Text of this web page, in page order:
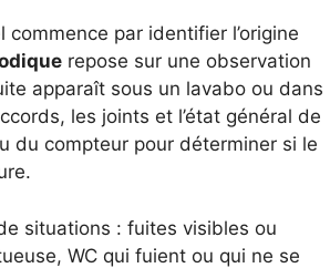
par identifier l’origine
repose sur une observation
apparaît sous un lavabo ou dans
les joints et l’état général de
du compteur pour déterminer si le
situations : fuites visibles ou
WC qui fuient ou qui ne se